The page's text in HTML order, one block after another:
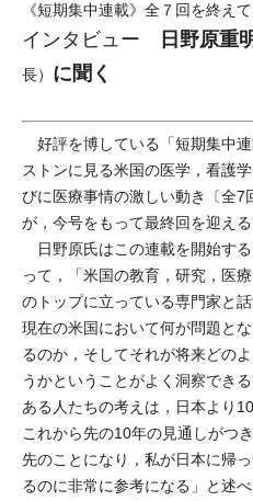
《短期集中連載》全７回を終えて
インタビュー 日野原重
長） に聞く
好評を博している「短期集中
ストンに見る米国の医学，看護
びに医療事情の激しい動き〔全7
が，今号をもって最終回を迎える
日野原氏はこの連載を開始す
って，「米国の教育，研究，医
のトップに立っている専門家と話
現在の米国において何が問題と
るのか，そしてそれが将来どの
うかということがよく洞察でき
ある人たちの考えは，日本より
これから先の10年の見通しがつ
先のことになり，私が日本に帰
るのに非常に参考になる」と述